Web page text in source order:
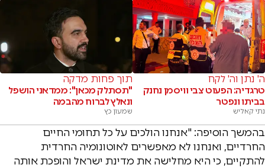
ה' נתן וה' לקח
טרגדיה: הפעוט צבי וויסמן נחנק
בביתו ונפטר
נתי קאליש
תוך פחות מדקה
"תסתלק מכאן": ממדאני הושפל
ונאלץ לברוח מהבמה
שמעון כץ
בהמשך הוסיפה: "אנחנו הולכים על כל תחומי החיים
החרדיים, ואנחנו לא מאפשרים לאוטונומיה החרדית
להתקיים, כי היא מחלישה את מדינת ישראל והופכת אותה